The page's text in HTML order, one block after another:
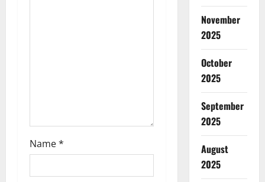
Name*
November
2025
October
2025
September
2025
August
2025